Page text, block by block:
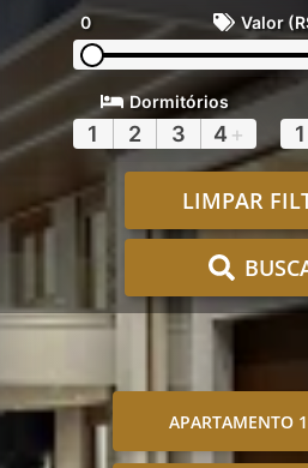
0 Valor
Dormitórios
1 2 3 4 + 1
LIMPAR
APARTAMENTO